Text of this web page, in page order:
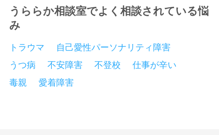
うららか相談室でよく相談されている悩
み
トラウマ
自己愛性パーソナリティ障害
うつ病
不安障害 不登校
仕事が辛い
毒親
愛着障害